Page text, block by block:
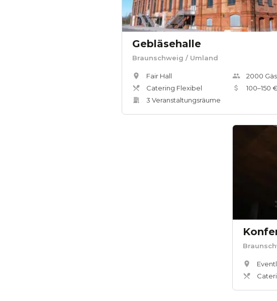
Gebläsehalle
Braunschweig / Umland
Fair Hall
Catering Flexibel
3 Veranstaltungsräume
2000
100–150